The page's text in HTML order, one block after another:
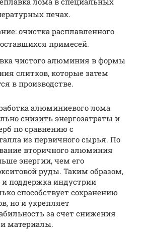
печах.
очистка расплавленного
примесей.
чистого алюминия в формы
слитков, которые затем
в производстве.
алюминиевого лома
снизить энергозатраты и
по сравнению с
из первичного сырья. По
вторичного алюминия
энергии, чем его
руды. Таким образом,
и поддержка индустрии
способствует сохранению
но и укрепляет
за счет снижения
материалы.